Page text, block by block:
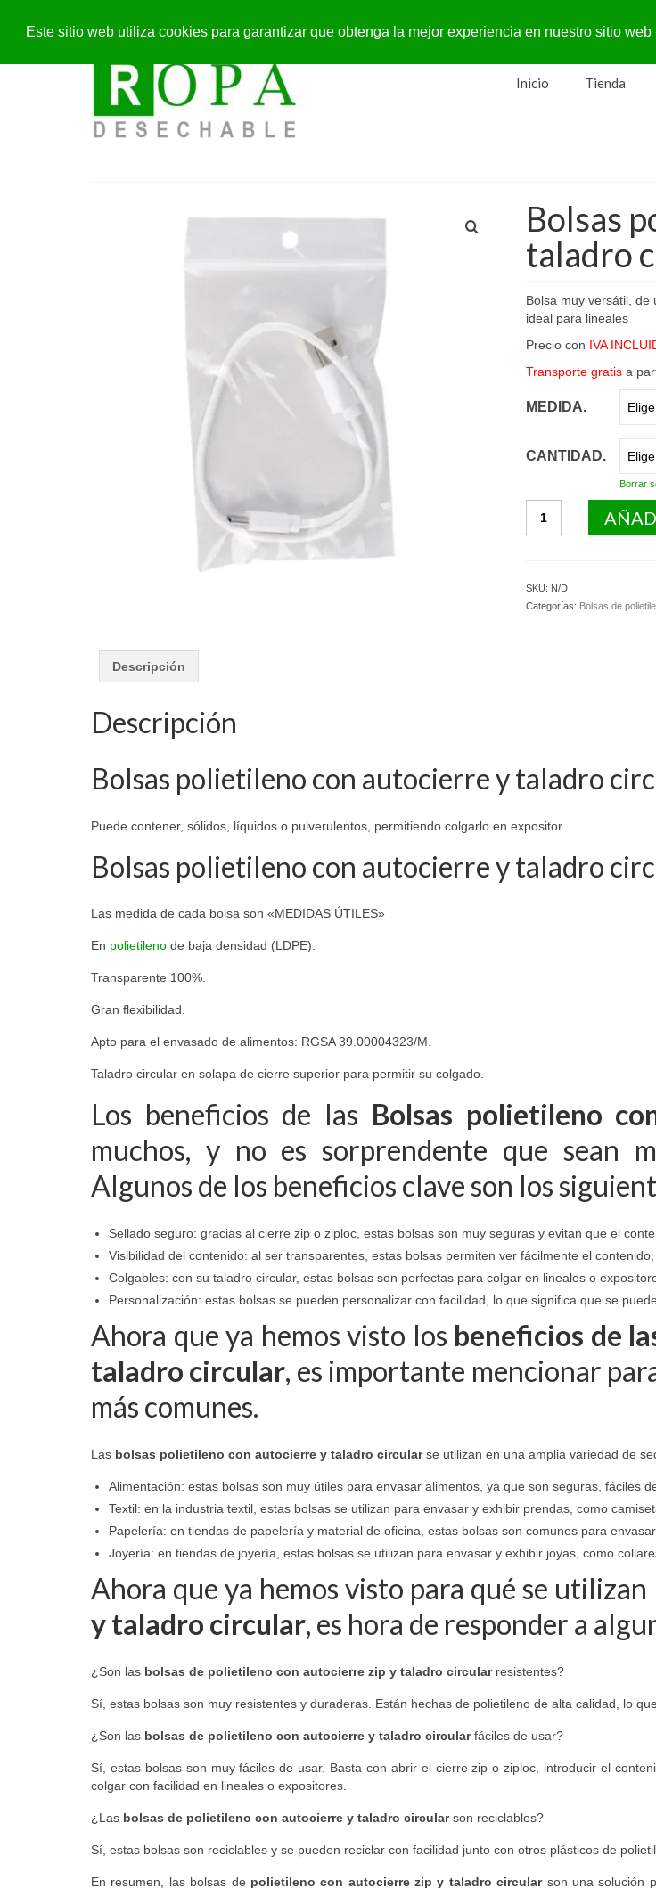
Este sitio web utiliza cookies para garantizar que obtenga la mejor experiencia en nuestro sitio
Inicio Tienda
Bolsas
taladro
Bolsa muy versátil, de
ideal para lineales
Precio con IVA
Transporte gratisa
MEDIDA.
CANTIDAD.
Borrar
polietileno
circular.
SKU: N/D
Categorías: Bolsas de
Descripción
Descripción
Bolsas polietileno con autocierre y taladro
Puede contener, sólidos, líquidos o pulverulentos, permitiendo colgarlo en expositor.
Bolsas polietileno con autocierre y taladro
Las medida de cada bolsa son «MEDIDAS ÚTILES»
En polietileno de baja densidad (LDPE).
Transparente 100%.
Gran flexibilidad.
Apto para el envasado de alimentos: RGSA 39.00004323/M.
Taladro circular en solapa de cierre superior para permitir su colgado.
Los beneficios de las Bolsas polietileno
muchos, y no es sorprendente que sean
Algunos de los beneficios clave son los
Sellado seguro: gracias al cierre zip o ziploc, estas bolsas son muy seguras y evitan que el
Visibilidad del contenido: al ser transparentes, estas bolsas permiten ver fácilmente el
Colgables: con su taladro circular, estas bolsas son perfectas para colgar en lineales o
Personalización: estas bolsas se pueden personalizar con facilidad, lo que significa que se
Ahora que ya hemos visto los beneficios de
taladro circular, es importante mencionar
más comunes.
Las bolsas polietileno con autocierre y taladro circularse utilizan en una amplia variedad de
Alimentación: estas bolsas son muy útiles para envasar alimentos, ya que son seguras, fáciles
Textil: en la industria textil, estas bolsas se utilizan para envasar y exhibir prendas, como
Papelería: en tiendas de papelería y material de oficina, estas bolsas son comunes para
Joyería: en tiendas de joyería, estas bolsas se utilizan para envasar y exhibir joyas, como
Ahora que ya hemos visto para qué se utilizan
y taladro circular, es hora de responder a
¿Son las bolsas de polietileno con autocierre zip y taladro circularresistentes?
Sí, estas bolsas son muy resistentes y duraderas. Están hechas de polietileno de alta calidad, lo
¿Son las bolsas de polietileno con autocierre y taladro circularfáciles de usar?
Sí, estas bolsas son muy fáciles de usar. Basta con abrir el cierre zip o ziploc, introducir el
colgar con facilidad en lineales o expositores.
¿Las bolsas de polietileno con autocierre y taladro circularson reciclables?
Sí, estas bolsas son reciclables y se pueden reciclar con facilidad junto con otros plásticos de
En resumen, las bolsas de polietileno con autocierre zip y taladro circularson una solución